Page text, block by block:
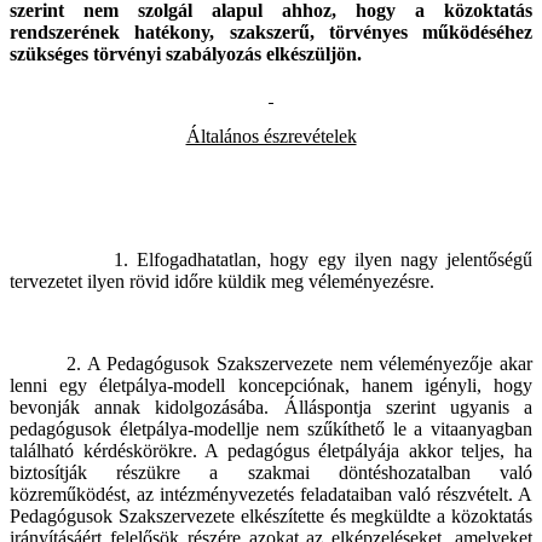
szerint nem szolgál alapul ahhoz, hogy a közoktatás
rendszerének hatékony, szakszerű, törvényes működéséhez
szükséges törvényi szabályozás elkészüljön.
Általános észrevételek
1. Elfogadhatatlan, hogy egy ilyen nagy jelentőségű
tervezetet ilyen rövid időre küldik meg véleményezésre.
2. A Pedagógusok Szakszervezete nem véleményezője akar
lenni egy életpálya-modell koncepciónak, hanem igényli, hogy
bevonják annak kidolgozásába. Álláspontja szerint ugyanis a
pedagógusok életpálya-modellje nem szűkíthető le a vitaanyagban
található kérdéskörökre. A pedagógus életpályája akkor teljes, ha
biztosítják részükre a szakmai döntéshozatalban való
közreműködést, az intézményvezetés feladataiban való részvételt. A
Pedagógusok Szakszervezete elkészítette és megküldte a közoktatás
irányításáért felelősök részére azokat az elképzeléseket, amelyeket